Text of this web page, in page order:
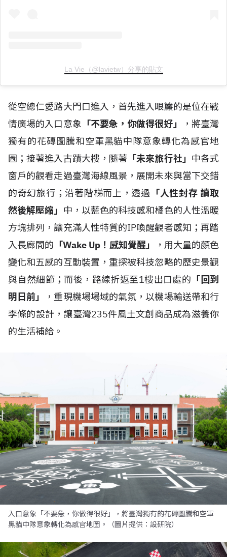
La Vie（@lavietw）分享的貼文
從空總仁愛路大門口進入，首先進入眼簾的是位在戰
情廣場的入口意象 「不要急，你做得很好」
，將臺灣
獨有的花磚圖騰和空軍黑貓中隊意象轉化為感官地
圖；接著進入古蹟大樓，隨著 「未來旅行社」 中各式
窗戶的觀看走過臺灣海線風景，展開未來與當下交錯
的奇幻旅行；沿著階梯而上，透過 「人性封存 讀取
然後解壓縮」 中，以藍色的科技感和橘色的人性溫暖
方塊排列，讓充滿人性特質的IP喚醒觀者感知；再踏
入長廊間的 「Wake Up！感知覺醒」
，用大量的顏色
變化和五感的互動裝置，重探被科技忽略的歷史景觀
與自然細節；而後，路線折返至1樓出口處的 「回到
明日前」
，重現機場場域的氣氛，以機場輸送帶和行
李條的設計，讓臺灣235件風土文創商品成為滋養你
的生活補給。
入口意象「不要急，你做得很好」，將臺灣獨有的花磚圖騰和空軍
黑貓中隊意象轉化為感官地圖。（圖片提供：設研院）